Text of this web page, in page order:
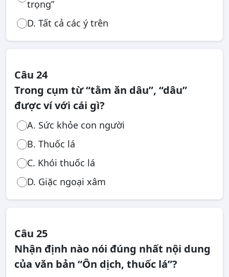
trọng”
D. Tất cả các ý trên
Câu 24
Trong cụm từ “tằm ăn dâu”, “dâu”
được ví với cái gì?
A. Sức khỏe con người
B. Thuốc lá
C. Khói thuốc lá
D. Giặc ngoại xâm
Câu 25
Nhận định nào nói đúng nhất nội dung
của văn bản “Ôn dịch, thuốc lá”?